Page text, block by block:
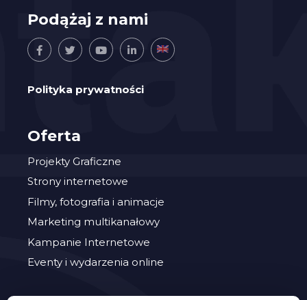
Podążaj z nami
Polityka prywatności
Oferta
Projekty Graficzne
Strony internetowe
Filmy, fotografia i animacje
Marketing multikanałowy
Kampanie Internetowe
Eventy i wydarzenia online